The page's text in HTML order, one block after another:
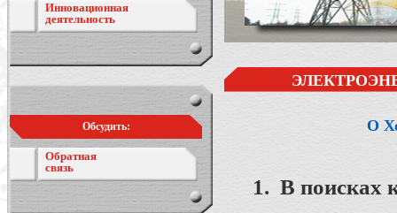
Инновационная
деятельность
Обсудить:
Обратная
связь
О
1. В поисках